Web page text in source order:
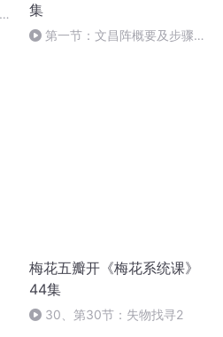
集
第一节：文昌阵概要及步骤
梅花五瓣开《梅花系统课》
44集
30、第30节：失物找寻2